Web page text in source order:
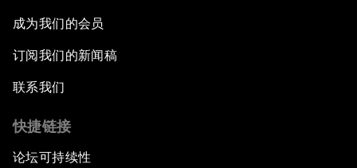
成为我们的会员
订阅我们的新闻稿
联系我们
快捷链接
论坛可持续性